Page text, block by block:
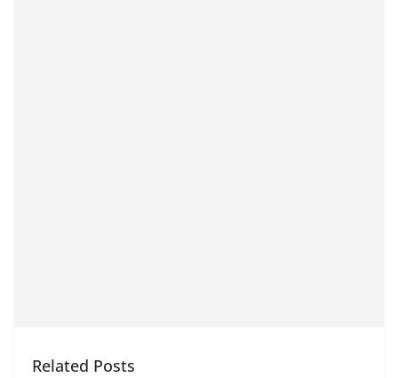
Related Posts